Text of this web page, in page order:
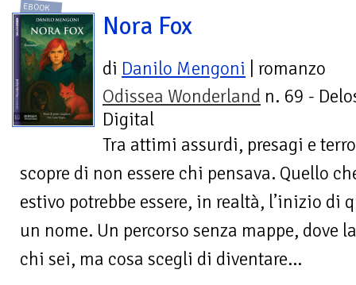
EBOOK
Nora Fox
di Danilo Mengoni | romanzo
Odissea Wonderland n. 69 -
Digital
Tra attimi assurdi, presagi e
scopre di non essere chi pensava. Quello
estivo potrebbe essere, in realtà, l’inizio di
un nome. Un percorso senza mappe, dove
chi sei, ma cosa scegli di diventare...